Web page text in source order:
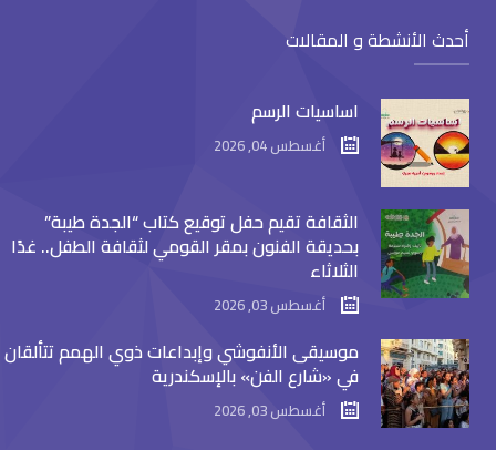
أحدث الأنشطة و المقالات
اساسيات الرسم
أغسطس 04, 2026
الثقافة تقيم حفل توقيع كتاب “الجدة طيبة”
بحديقة الفنون بمقر القومي لثقافة الطفل.. غدًا
الثلاثاء
أغسطس 03, 2026
موسيقى الأنفوشي وإبداعات ذوي الهمم تتألقان
في «شارع الفن» بالإسكندرية
أغسطس 03, 2026